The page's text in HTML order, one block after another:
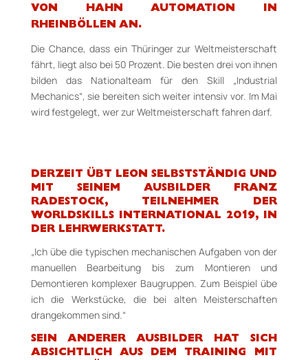
VON HAHNAUTOMATION IN
RHEINBÖLLEN AN.
Die Chance, dass ein Thüringer zur Weltmeisterschaft
fährt, liegt also bei 50 Prozent. Die besten drei von ihnen
bilden das Nationalteam für den Skill „Industrial
Mechanics“, sie bereiten sich weiter intensiv vor. Im Mai
wird festgelegt, wer zur Weltmeisterschaft fahren darf.
DERZEIT ÜBT LEON SELBSTSTÄNDIG UND
MIT SEINEM AUSBILDER FRANZ
RADESTOCK, TEILNEHMER DER
WORLDSKILLS INTERNATIONAL 2019, IN
DER LEHRWERKSTATT.
„Ich übe die typischen mechanischen Aufgaben von der
manuellen Bearbeitung bis zum Montieren und
Demontieren komplexer Baugruppen. Zum Beispiel übe
ich die Werkstücke, die bei alten Meisterschaften
drangekommen sind.“
SEIN ANDERER AUSBILDER HAT SICH
ABSICHTLICH AUS DEM TRAINING MIT